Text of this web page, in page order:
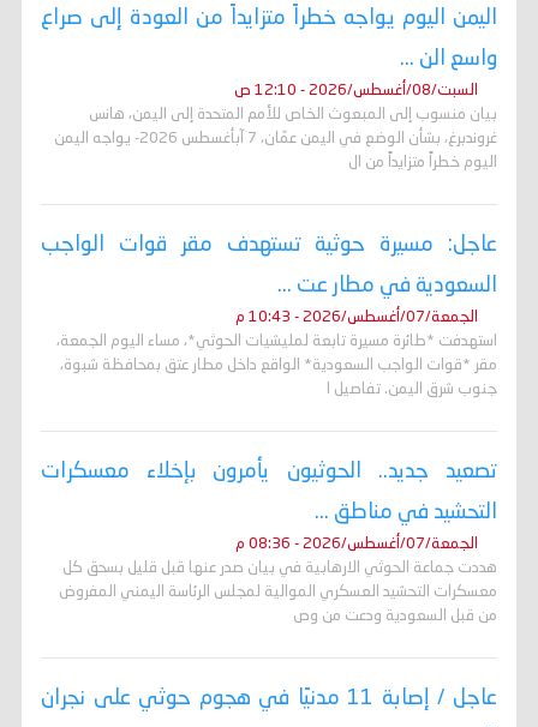
اليمن اليوم يواجه خطراً متزايداً من العودة إلى صراع
واسع الن ...
السبت/08/أغسطس/2026 - 12:10 ص
بيان منسوب إلى المبعوث الخاص للأمم المتحدة إلى اليمن، هانس
غروندبرغ، بشأن الوضع في اليمن عمّان، 7 آبأغسطس 2026- يواجه اليمن
اليوم خطراً متزايداً من ال
عاجل: مسيرة حوثية تستهدف مقر قوات الواجب
السعودية في مطار عت ...
الجمعة/07/أغسطس/2026 - 10:43 م
استهدفت *طائرة مسيرة تابعة لمليشيات الحوثي*، مساء اليوم الجمعة،
مقر *قوات الواجب السعودية* الواقع داخل مطار عتق بمحافظة شبوة،
جنوب شرق اليمن. تفاصيل ا
تصعيد جديد.. الحوثيون يأمرون بإخلاء معسكرات
التحشيد في مناطق ...
الجمعة/07/أغسطس/2026 - 08:36 م
هددت جماعة الحوثي الارهابية في بيان صدر عنها قبل قليل بسحق كل
معسكرات التحشيد العسكري الموالية لمجلس الرئاسة اليمني المفروض
من قبل السعودية ودعت من وص
عاجل / إصابة 11 مدنيًا في هجوم حوثي على نجران